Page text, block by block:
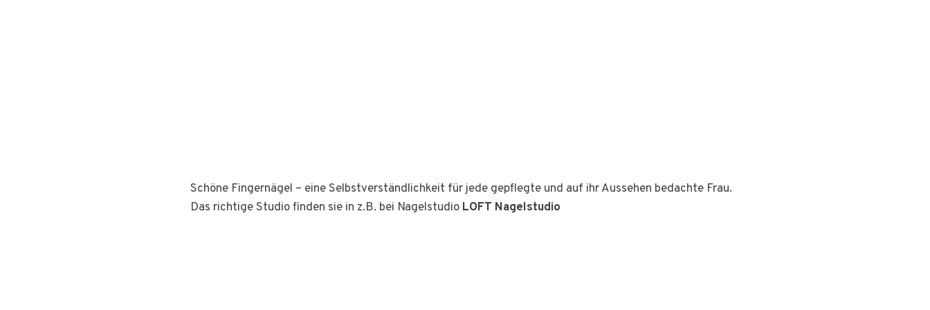
Schöne Fingernägel – eine Selbstverständlichkeit für jede gepflegte und auf ihr Aussehen bedachte Frau.
Das richtige Studio finden sie in z.B. bei Nagelstudio LOFT Nagelstudio